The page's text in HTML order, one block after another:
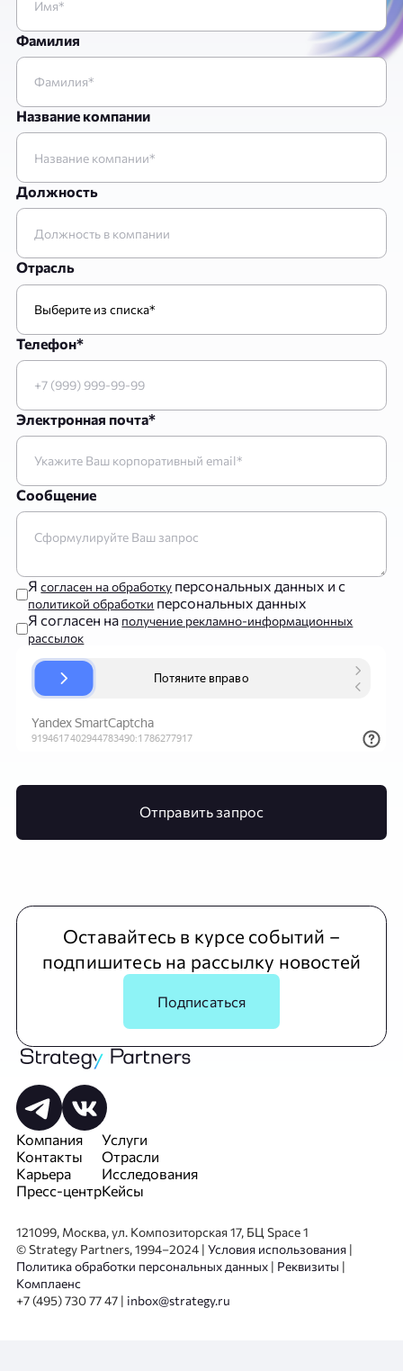
Фамилия
Название компании
Должность
Отрасль
Телефон*
Электронная почта*
Сообщение
Ясогласен на обработку персональных данных и с
политикой обработки персональных данных
Я согласен на получение рекламно-информационных
рассылок
Отправить запрос
Компания
Контакты
Карьера
Пресс-центр
Услуги
Отрасли
Исследования
Кейсы
Оставайтесь в курсе событий –
подпишитесь на рассылку новостей
Подписаться
121099, Москва, ул. Композиторская 17, БЦ Space 1
© Strategy Partners, 1994–2024 |Условия использования |
Политика обработки персональных данных | Реквизиты |
Комплаенс
+7 (495) 730 77 47 | inbox@strategy.ru